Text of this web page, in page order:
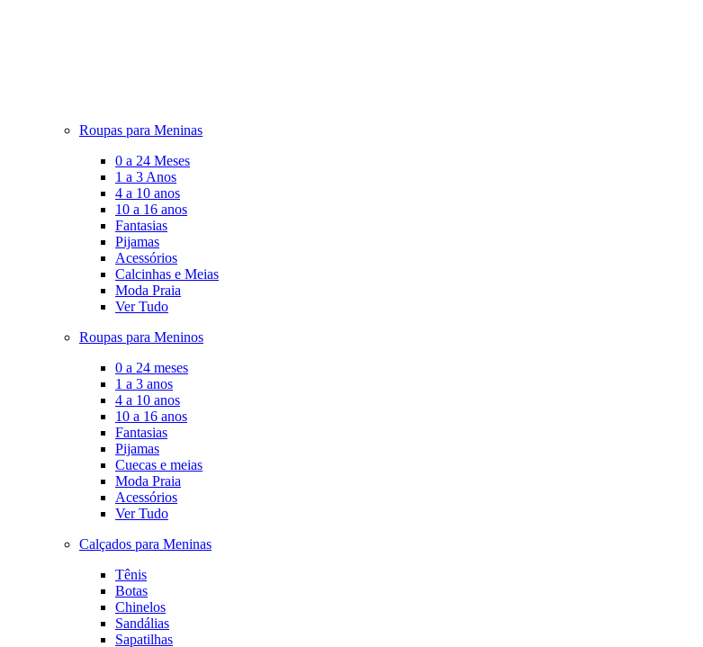
Roupas para Meninas
0 a 24 Meses
1 a 3 Anos
4 a 10 anos
10 a 16 anos
Fantasias
Pijamas
Acessórios
Calcinhas e Meias
Moda Praia
Ver Tudo
Roupas para Meninos
0 a 24 meses
1 a 3 anos
4 a 10 anos
10 a 16 anos
Fantasias
Pijamas
Cuecas e meias
Moda Praia
Acessórios
Ver Tudo
Calçados para Meninas
Tênis
Botas
Chinelos
Sandálias
Sapatilhas